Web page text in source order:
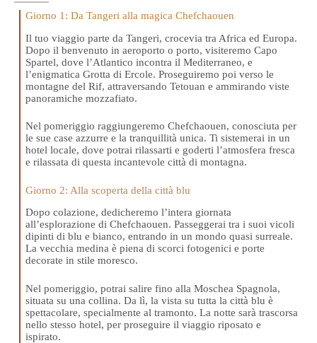
Giorno 1: Da Tangeri alla magica Chefchaouen
Il tuo viaggio parte da Tangeri, crocevia tra Africa ed Europa.
Dopo il benvenuto in aeroporto o porto, visiteremo Capo
Spartel, dove l’Atlantico incontra il Mediterraneo, e
l’enigmatica Grotta di Ercole. Proseguiremo poi verso le
montagne del Rif, attraversando Tetouan e ammirando viste
panoramiche mozzafiato.
Nel pomeriggio raggiungeremo Chefchaouen, conosciuta per
le sue case azzurre e la tranquillità unica. Ti sistemerai in un
hotel locale, dove potrai rilassarti e goderti l’atmosfera fresca
e rilassata di questa incantevole città di montagna.
Giorno 2: Alla scoperta della città blu
Dopo colazione, dedicheremo l’intera giornata
all’esplorazione di Chefchaouen. Passeggerai tra i suoi vicoli
dipinti di blu e bianco, entrando in un mondo quasi surreale.
La vecchia medina è piena di scorci fotogenici e porte
decorate in stile moresco.
Nel pomeriggio, potrai salire fino alla Moschea Spagnola,
situata su una collina. Da lì, la vista su tutta la città blu è
spettacolare, specialmente al tramonto. La notte sarà trascorsa
nello stesso hotel, per proseguire il viaggio riposato e
ispirato.